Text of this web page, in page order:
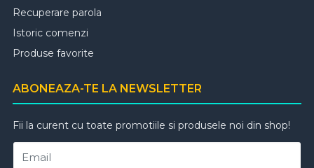
Recuperare parola
Istoric comenzi
Produse favorite
ABONEAZA-TE LA NEWSLETTER
Fii la curent cu toate promotiile si produsele noi din shop!
Email